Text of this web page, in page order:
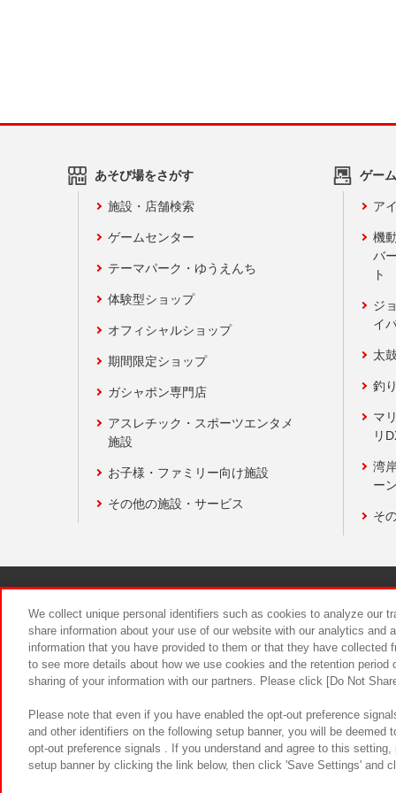
あそび場をさがす
施設・店舗検索
ゲームセンター
テーマパーク・ゆうえんち
体験型ショップ
オフィシャルショップ
期間限定ショップ
ガシャポン専門店
アスレチック・スポーツエンタメ
施設
お子様・ファミリー向け施設
その他の施設・サービス
ゲー
ア
機
バ
ト
ジ
イ
太
釣
マ
リ
湾
ー
そ
食品のご
We collect unique personal identifiers such as cookies to analyze our
share information about your use of our website with our analytics and
information that you have provided to them or that they have
to see more details about how we use cookies and the retention
sharing of your information with our partners. Please click [Do Not
Please note that even if you have enabled the opt-out preference
and other identifiers on the following setup banner, you will be
opt-out preference signals . If you understand and agree to this
setup banner by clicking the link below, then click 'Save Settings' and